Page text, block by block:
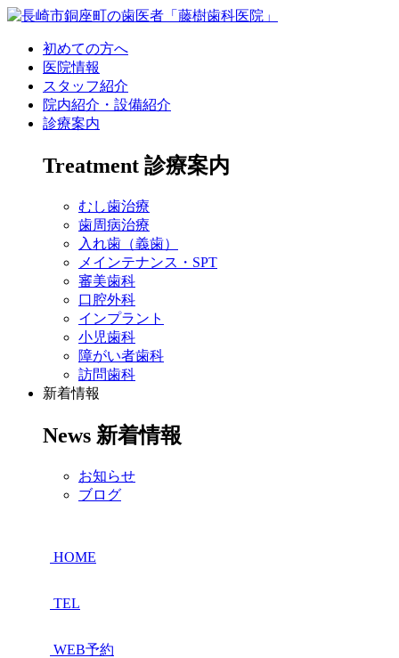
初めての方へ
医院情報
スタッフ紹介
院内紹介・設備紹介
診療案内
Treatment 診療案内
むし歯治療
歯周病治療
入れ歯（義歯）
メインテナンス・SPT
審美歯科
口腔外科
インプラント
小児歯科
障がい者歯科
訪問歯科
新着情報
News 新着情報
お知らせ
ブログ
HOME
TEL
WEB予約